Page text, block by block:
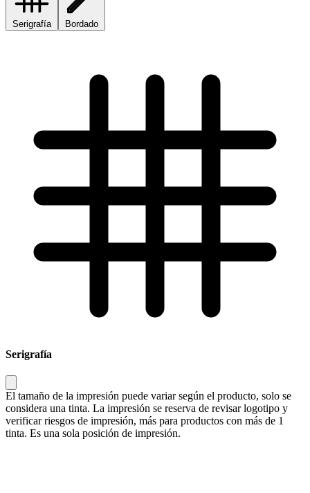
Serigrafía Bordado
Serigrafía
El tamaño de la impresión puede variar según el producto, solo se
considera una tinta. La impresión se reserva de revisar logotipo y
verificar riesgos de impresión, más para productos con más de 1
tinta. Es una sola posición de impresión.